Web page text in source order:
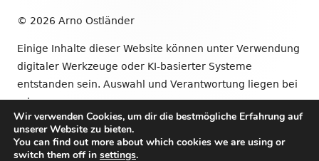
© 2026 Arno Ostländer
Einige Inhalte dieser Website können unter Verwendung
digitaler Werkzeuge oder KI-basierter Systeme
entstanden sein. Auswahl und Verantwortung liegen bei
mir.
•VerwendetTiny Framework
Wir verwenden Cookies, um dir die bestmögliche Erfahrung auf
unserer Website zu bieten.
You can find out more about which cookies we are using or
switch them off in settings.